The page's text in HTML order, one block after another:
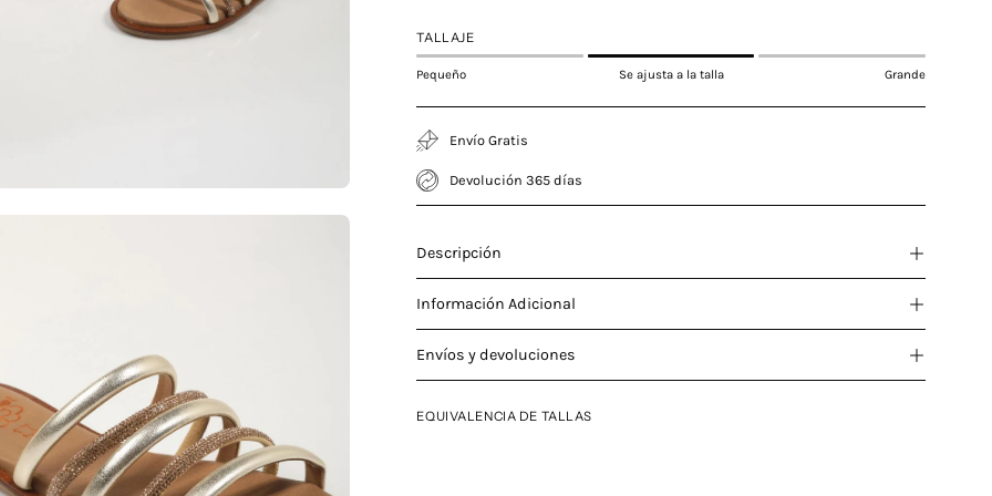
TALLAJE
Pequeño Se ajusta a la talla Grande
Envío Gratis
Devolución 365 días
Descripción
Información Adicional
Envíos y devoluciones
EQUIVALENCIA DE TALLAS